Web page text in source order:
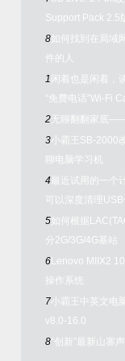
Support Pack 2.5
8如何找到在局域
件的人
1 闲着也是闲着，
“免费电话”Wi-Fi
2无聊翻翻家底——
3小霸王SB-2000
聊电脑学习机
4 最近试用的一个
可以深度清理
5如何根据
分2G/3G/4G基站
6Lenovo MIIX2
操作系统
7小霸王中英文电
v8.0-16.0
8 “创新”最新山寨